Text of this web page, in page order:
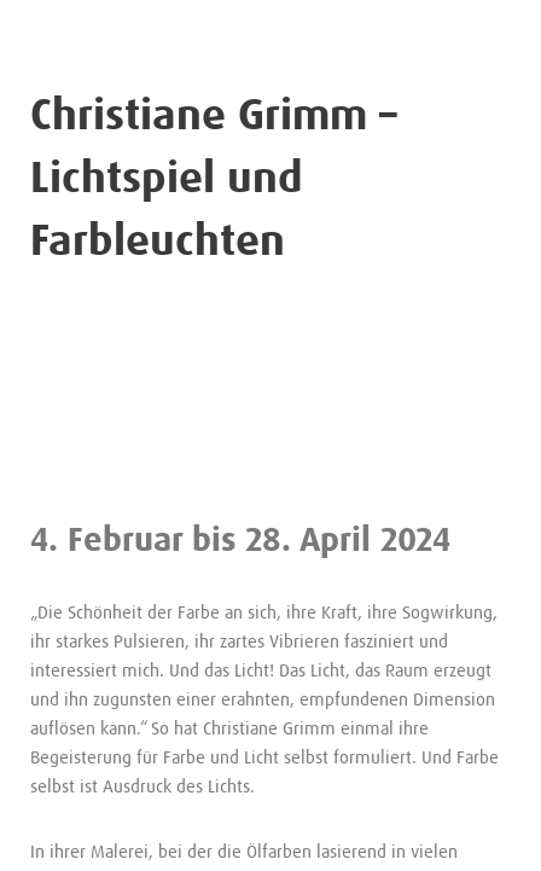
Christiane Grimm –
Lichtspiel und
Farbleuchten
4. Februar bis 28. April 2024
„Die Schönheit der Farbe an sich, ihre Kraft, ihre Sogwirkung,
ihr starkes Pulsieren, ihr zartes Vibrieren fasziniert und
interessiert mich. Und das Licht! Das Licht, das Raum erzeugt
und ihn zugunsten einer erahnten, empfundenen Dimension
auflösen kann.“ So hat Christiane Grimm einmal ihre
Begeisterung für Farbe und Licht selbst formuliert. Und Farbe
selbst ist Ausdruck des Lichts.
In ihrer Malerei, bei der die Ölfarben lasierend in vielen